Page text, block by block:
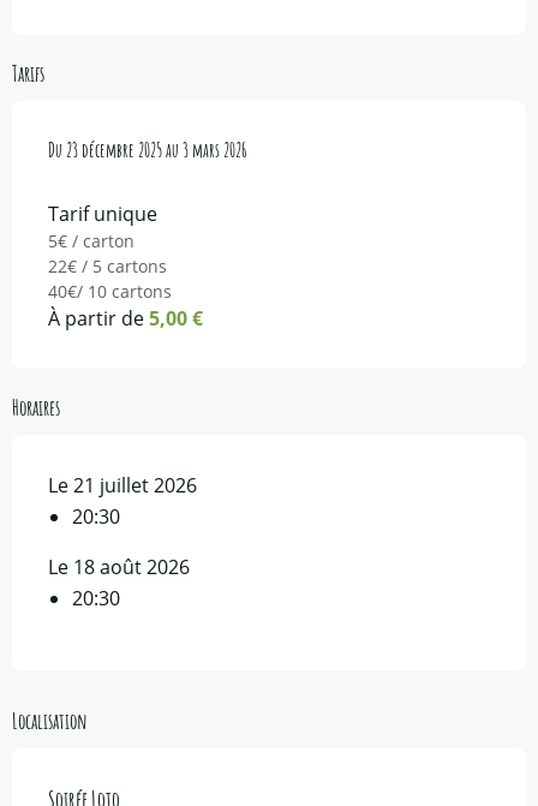
Tarifs
Du 23 décembre 2025au 3 mars 2026
Du 23 décembre 2025au 3 mars 2026
Tarif unique
5€ / carton
22€ / 5 cartons
40€/ 10 cartons
À partir de5,00 €
Horaires
Le 21 juillet 2026
20:30
Le 18 août 2026
20:30
Localisation